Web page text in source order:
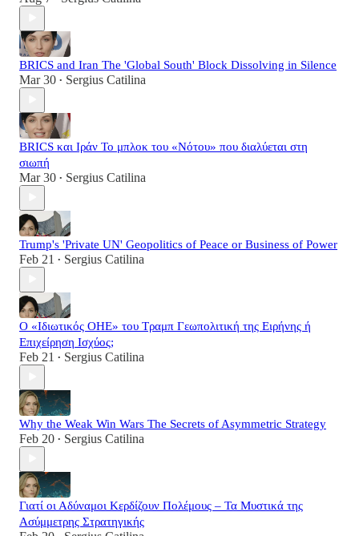
BRICS and Iran The 'Global South' Block Dissolving in Silence
Mar 30 • Sergius Catilina
BRICS και Ιράν Το μπλοκ του «Νότου» που διαλύεται στη
σιωπή
Mar 30 • Sergius Catilina
Trump's 'Private UN' Geopolitics of Peace or Business of Power
Feb 21 • Sergius Catilina
Ο «Ιδιωτικός ΟΗΕ» του Τραμπ Γεωπολιτική της Ειρήνης ή
Επιχείρηση Ισχύος;
Feb 21 • Sergius Catilina
Why the Weak Win Wars The Secrets of Asymmetric Strategy
Feb 20 • Sergius Catilina
Γιατί οι Αδύναμοι Κερδίζουν Πολέμους – Τα Μυστικά της
Ασύμμετρης Στρατηγικής